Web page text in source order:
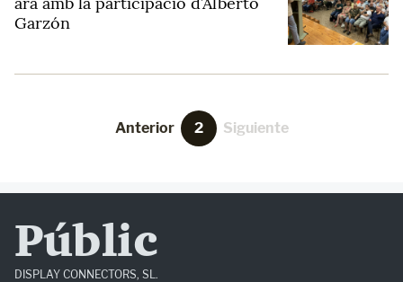
Garzón
Anterior 2 Siguiente
Públic
DISPLAY CONNECTORS, SL.